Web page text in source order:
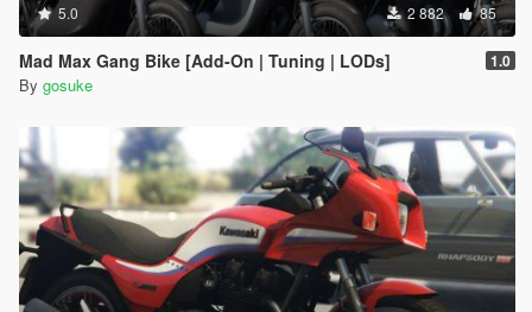
5.0 2 882 85
Mad Max Gang Bike [Add-On | Tuning | LODs] 1.0
By gosuke